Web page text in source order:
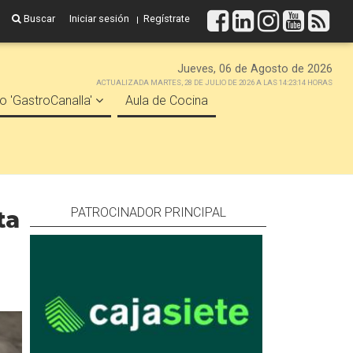
Buscar Iniciar sesión Regístrate
Jueves, 06 de Agosto de 2026
ACTUALIZADA MARTES, 28 DE JULIO DE 2026 A LAS 14:23:14 HORAS
'GastroCanalla' Aula de Cocina
PATROCINADOR PRINCIPAL